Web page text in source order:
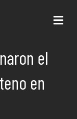
el
en